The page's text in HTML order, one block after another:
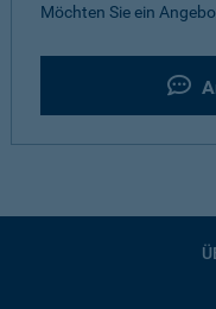
Möchten Sie ein